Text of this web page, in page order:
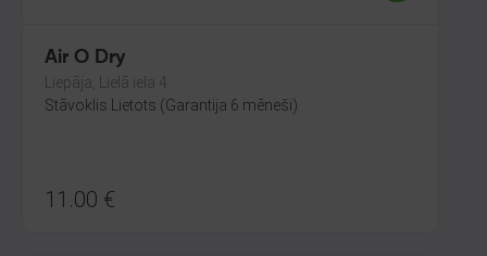
Air O Dry
Liepāja, Lielā iela 4
Stāvoklis Lietots (Garantija 6 mēneši)
11.00 €